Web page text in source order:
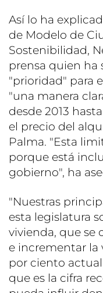
Así lo ha
de Modelo de
Sostenibilidad,
prensa quien ha
"prioridad" para
"una manera
desde 2013
el precio del
Palma. "Esta
porque está
gobierno", ha
"Nuestras
esta legislatura
vivienda, que se
e incrementar la
por ciento
que es la cifra